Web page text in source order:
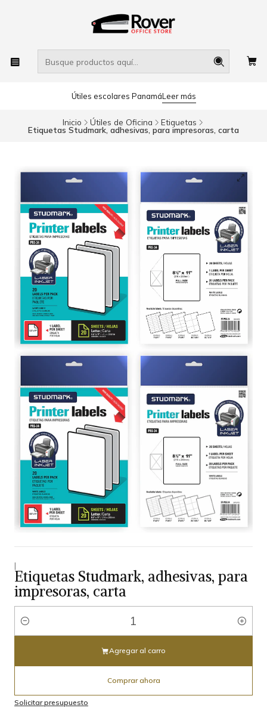
Útiles escolares PanamáLeer más
Inicio Útiles de Oficina Etiquetas
Etiquetas Studmark, adhesivas, para impresoras, carta
|
Etiquetas Studmark, adhesivas, para
impresoras, carta
Cantidad
Agregar al carro
Comprar ahora
Solicitar presupuesto